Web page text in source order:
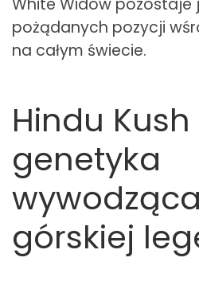
pożądanych pozycji
na całym świecie.
Hindu Kush
genetyka
górskiej